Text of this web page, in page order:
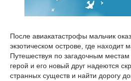
После авиакатастрофы мальчик
экзотическом острове, где находит
Путешествуя по загадочным
герой и его новый друг надеются
странных существ и найти дорогу